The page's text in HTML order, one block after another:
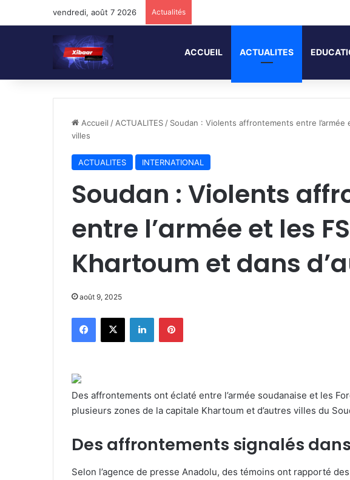
vendredi, août 7 2026 Actualités
ACCUEIL ACTUALITES
Accueil / ACTUALITES / Soudan : Violents affrontements entre l’armée
villes
ACTUALITES INTERNATIONAL
Soudan : Violents
entre l’armée et les
Khartoum et dans
août 9, 2025
Facebook
X LinkedinPinterest
Des affrontements ont éclaté entre l’armée soudanaise et les
plusieurs zones de la capitale Khartoum et d’autres villes du
Des affrontements signalés
Selon l’agence de presse Anadolu, des témoins ont rapporté